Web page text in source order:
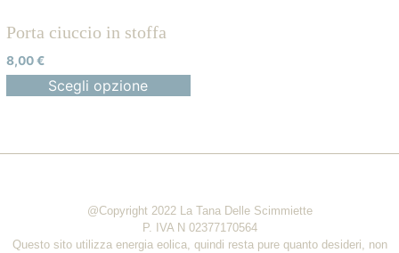
Porta ciuccio in stoffa
8,00€
Scegli opzione
@Copyright 2022 La Tana Delle Scimmiette
P. IVA N 02377170564
Questo sito utilizza energia eolica, quindi resta pure quanto desideri, non